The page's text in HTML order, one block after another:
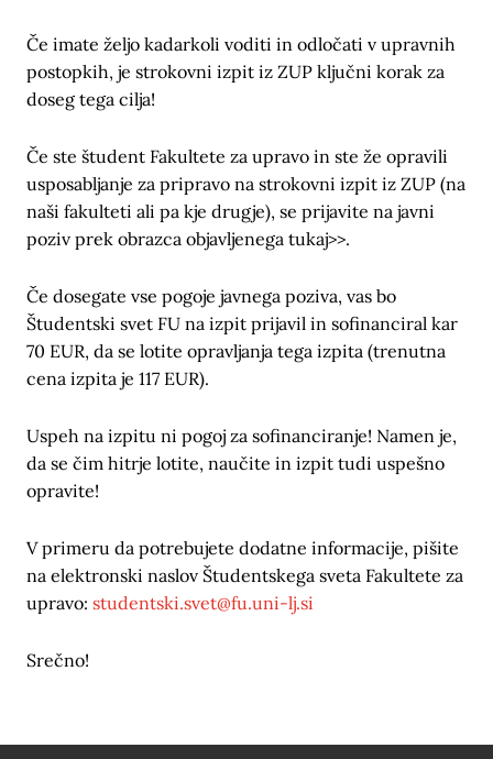
Če imate željo kadarkoli voditi in odločati v upravnih
postopkih, je strokovni izpit iz ZUP ključni korak za
doseg tega cilja!
Če ste študent Fakultete za upravo in ste že opravili
usposabljanje za pripravo na strokovni izpit iz ZUP (na
naši fakulteti ali pa kje drugje), se prijavite na javni
poziv prek obrazca objavljenega tukaj>>.
Če dosegate vse pogoje javnega poziva, vas bo
Študentski svet FU na izpit prijavil in sofinanciral kar
70 EUR, da se lotite opravljanja tega izpita (trenutna
cena izpita je 117 EUR).
Uspeh na izpitu ni pogoj za sofinanciranje! Namen je,
da se čim hitrje lotite, naučite in izpit tudi uspešno
opravite!
V primeru da potrebujete dodatne informacije, pišite
na elektronski naslov Študentskega sveta Fakultete za
upravo: studentski.svet@fu.uni-lj.si
Srečno!